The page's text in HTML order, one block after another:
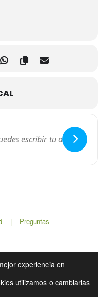
| Preguntas
experiencia en
utilizamos o cambiarlas